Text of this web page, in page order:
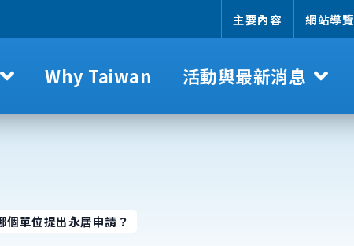
主要內容 網站導覽
Why Taiwan 活動與最新消息
個單位提出永居申請？